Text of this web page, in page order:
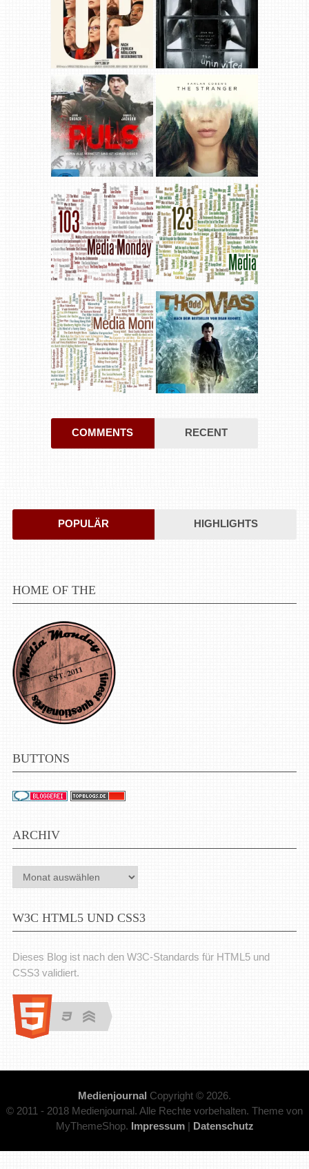
COMMENTS RECENT
POPULÄR HIGHLIGHTS
HOME OF THE
BUTTONS
ARCHIV
Archiv
W3C HTML5 UND CSS3
Dieses Blog ist nach den W3C-Standards für HTML5 und
CSS3 validiert.
Medienjournal Copyright © 2026.
© 2011 - 2018 Medienjournal. Alle Rechte vorbehalten. Theme von
MyThemeShop. Impressum| Datenschutz